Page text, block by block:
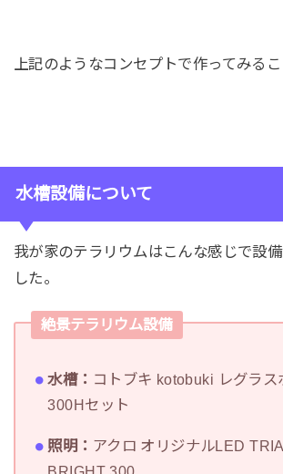
上記のようなコンセプトで作ってみるこ
水槽設備について
我が家のテラリウムはこんな感じで設
した。
絶景テラリウム設備
水槽： コトブキ kotobuki レグラス
300Hセット
照明： アクロ オリジナルLED